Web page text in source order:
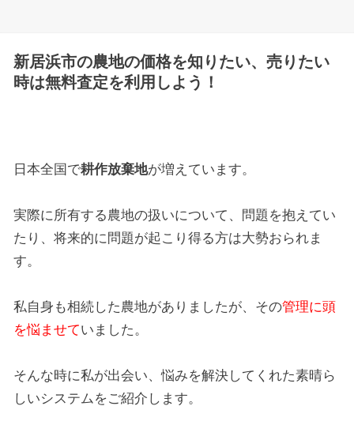
新居浜市の農地の価格を知りたい、売りたい
時は無料査定を利用しよう！
日本全国で耕作放棄地が増えています。
実際に所有する農地の扱いについて、問題を抱えてい
たり、将来的に問題が起こり得る方は大勢おられま
す。
私自身も相続した農地がありましたが、その管理に頭
を悩ませていました。
そんな時に私が出会い、悩みを解決してくれた素晴ら
しいシステムをご紹介します。